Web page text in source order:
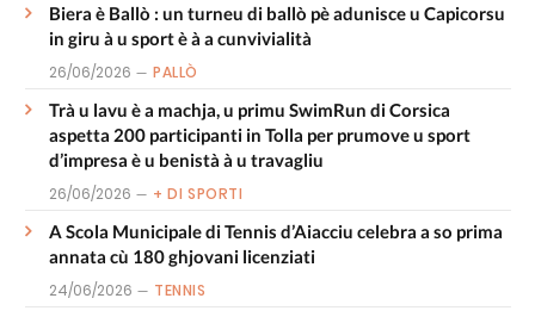
Biera è Ballò : un turneu di ballò pè adunisce u Capicorsu
in giru à u sport è à a cunvivialità
26/06/2026 PALLÒ
Trà u lavu è a machja, u primu SwimRun di Corsica
aspetta 200 participanti in Tolla per prumove u sport
d’impresa è u benistà à u travagliu
26/06/2026 + DI SPORTI
A Scola Municipale di Tennis d’Aiacciu celebra a so prima
annata cù 180 ghjovani licenziati
24/06/2026 TENNIS